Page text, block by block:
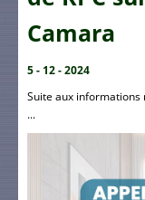
Camara
5 - 12 - 2024
Suite aux
...